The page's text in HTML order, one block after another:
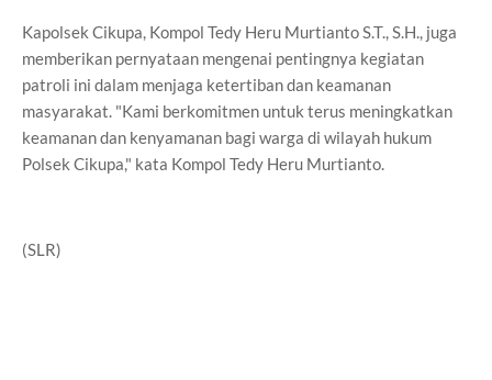
Kapolsek Cikupa, Kompol Tedy Heru Murtianto S.T., S.H., juga
memberikan pernyataan mengenai pentingnya kegiatan
patroli ini dalam menjaga ketertiban dan keamanan
masyarakat. "Kami berkomitmen untuk terus meningkatkan
keamanan dan kenyamanan bagi warga di wilayah hukum
Polsek Cikupa," kata Kompol Tedy Heru Murtianto.
(SLR)